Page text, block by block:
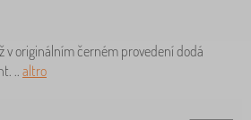
v originálním černém provedení dodá
.. altro